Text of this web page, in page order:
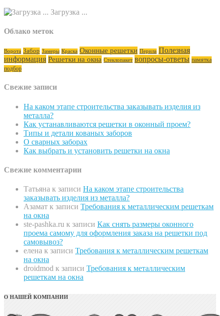
Загрузка ...
Облако меток
Ворота Забор Замеры Краска Оконные решетки Перила Полезная
информация Решетки на окна Стеклопакет вопросы-ответы памятка
подбор
Свежие записи
На каком этапе строительства заказывать изделия из
металла?
Как устанавливаются решетки в оконный проем?
Типы и детали кованых заборов
О сварных заборах
Как выбрать и установить решетки на окна
Свежие комментарии
Татьяна к записи На каком этапе строительства
заказывать изделия из металла?
Азамат к записи Требования к металлическим решеткам
на окна
ste-pashka.ru к записи Как снять размеры оконного
проема самому для оформления заказа на решетки под
самовывоз?
елена к записи Требования к металлическим решеткам
на окна
droidmod к записи Требования к металлическим
решеткам на окна
О НАШЕЙ КОМПАНИИ